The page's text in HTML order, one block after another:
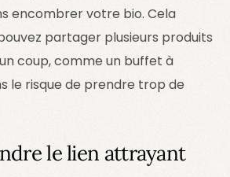
encombrer votre bio. Cela
partager plusieurs produits
coup, comme un buffet à
le risque de prendre trop de
le lien attrayant